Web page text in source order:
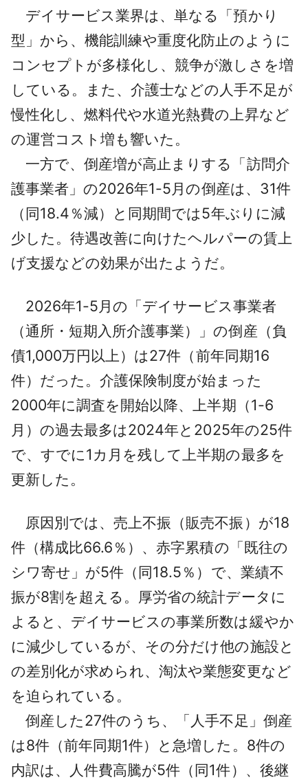
デイサービス業界は、単なる「預かり
型」から、機能訓練や重度化防止のように
コンセプトが多様化し、競争が激しさを増
している。また、介護士などの人手不足が
慢性化し、燃料代や水道光熱費の上昇など
の運営コスト増も響いた。
一方で、倒産増が高止まりする「訪問介
護事業者」の2026年1-5月の倒産は、31件
（同18.4％減）と同期間では5年ぶりに減
少した。待遇改善に向けたヘルパーの賃上
げ支援などの効果が出たようだ。
2026年1-5月の「デイサービス事業者
（通所・短期入所介護事業）」の倒産（負
債1,000万円以上）は27件（前年同期16
件）だった。介護保険制度が始まった
2000年に調査を開始以降、上半期（1-6
月）の過去最多は2024年と2025年の25件
で、すでに1カ月を残して上半期の最多を
更新した。
原因別では、売上不振（販売不振）が18
件（構成比66.6％）、赤字累積の「既往の
シワ寄せ」が5件（同18.5％）で、業績不
振が8割を超える。厚労省の統計データに
よると、デイサービスの事業所数は緩やか
に減少しているが、その分だけ他の施設と
の差別化が求められ、淘汰や業態変更など
を迫られている。
倒産した27件のうち、「人手不足」倒産
は8件（前年同期1件）と急増した。8件の
内訳は、人件費高騰が5件（同1件）、後継